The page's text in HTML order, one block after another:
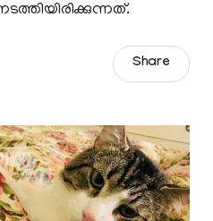
നടത്തിയിരിക്കുന്നത്.
Share